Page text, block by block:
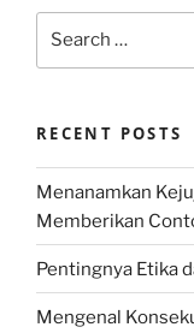
RECENT POSTS
Menanamkan
Memberikan
Pentingnya Etika
Mengenal